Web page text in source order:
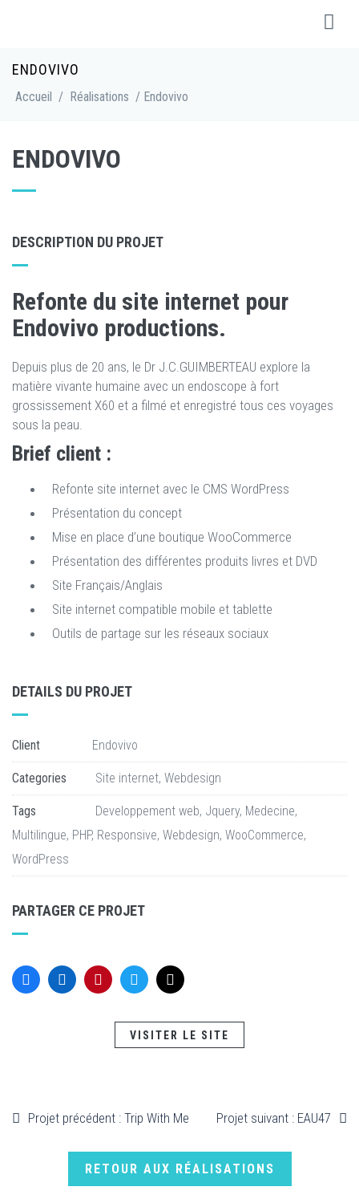
ENDOVIVO
Accueil / Réalisations / Endovivo
ENDOVIVO
DESCRIPTION DU PROJET
Refonte du site internet pour
Endovivo productions.
Depuis plus de 20 ans, le Dr J.C.GUIMBERTEAU explore la
matière vivante humaine avec un endoscope à fort
grossissement X60 et a filmé et enregistré tous ces voyages
sous la peau.
Brief client :
Refonte site internet avec le CMS WordPress
Présentation du concept
Mise en place d’une boutique WooCommerce
Présentation des différentes produits livres et DVD
Site Français/Anglais
Site internet compatible mobile et tablette
Outils de partage sur les réseaux sociaux
DETAILS DU PROJET
Client Endovivo
Categories Site internet, Webdesign
Tags Developpement web, Jquery, Medecine,
Multilingue, PHP, Responsive, Webdesign, WooCommerce,
WordPress
PARTAGER CE PROJET
VISITER LE SITE
Projet suivant : EAU47
Projet précédent : Trip With Me
RETOUR AUX RÉALISATIONS